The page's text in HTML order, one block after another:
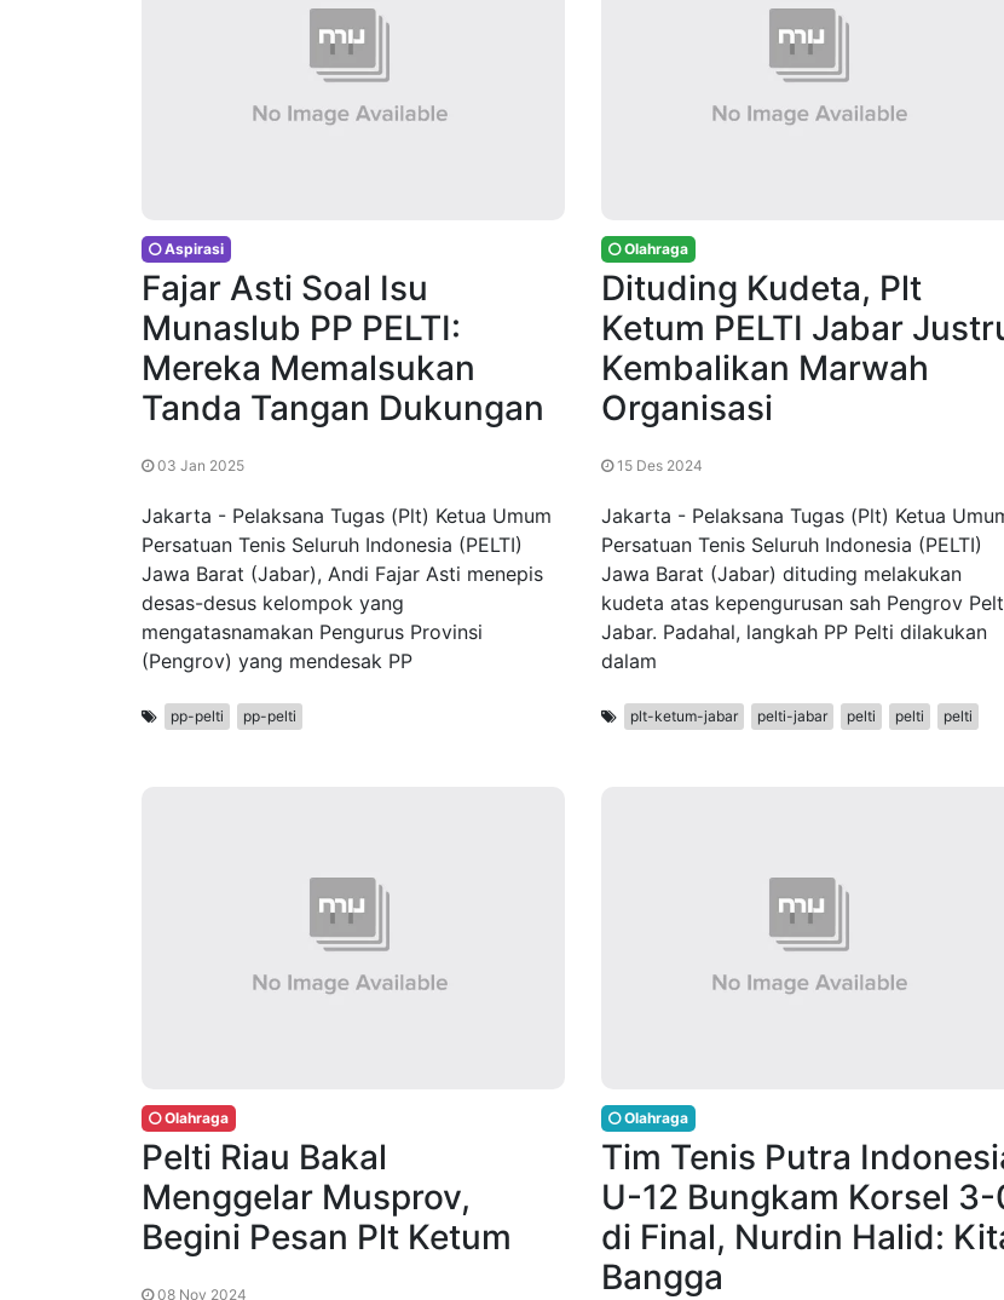
Aspirasi
Fajar Asti Soal Isu
Munaslub PP PELTI:
Mereka Memalsukan
Tanda Tangan Dukungan
03 Jan 2025
Jakarta - Pelaksana Tugas (Plt) Ketua Umum
Persatuan Tenis Seluruh Indonesia (PELTI)
Jawa Barat (Jabar), Andi Fajar Asti menepis
desas-desus kelompok yang
mengatasnamakan Pengurus Provinsi
(Pengrov) yang mendesak PP
pp-pelti pp-pelti
Olahraga
Dituding Kudeta, Plt
Ketum PELTI Jabar
Kembalikan Marwah
Organisasi
15 Des 2024
Jakarta - Pelaksana Tugas (Plt) Ketua
Persatuan Tenis Seluruh Indonesia (PELTI)
Jawa Barat (Jabar) dituding melakukan
kudeta atas kepengurusan sah Pengrov
Jabar. Padahal, langkah PP Pelti dilakukan
dalam
plt-ketum-jabar pelti-jabar pelti pelti pelti
Olahraga
Pelti Riau Bakal
Menggelar Musprov,
Begini Pesan Plt Ketum
08 Nov 2024
Olahraga
Tim Tenis Putra
U-12 Bungkam Korsel 3-
di Final, Nurdin Halid:
Bangga